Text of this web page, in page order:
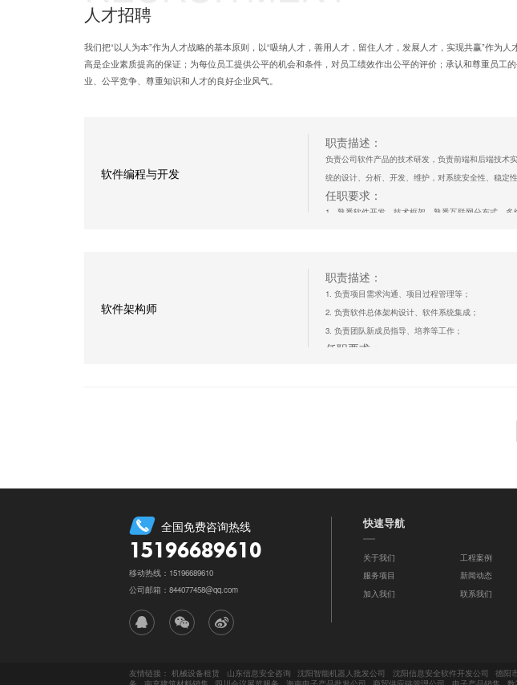
人才招聘
我们把“以人为本”作为人才战略的基本原则，以“吸纳人才，善用人才，留住人才，发展人才，实现共赢”作为
高是企业素质提高的保证；为每位员工提供公平的机会和条件，对员工绩效作出公平的评价；承认和尊重员
业、公平竞争、尊重知识和人才的良好企业风气。
软件编程与开发
职责描述：
负责公司软件产品的技术研发，负责前端和后端技术
统的设计、分析、开发、维护，对系统安全性、稳定性
任职要求：
1、熟悉软件开发、技术框架，熟悉互联网分布式、多
软件架构师
职责描述：
1. 负责项目需求沟通、项目过程管理等；
2. 负责软件总体架构设计、软件系统集成；
3. 负责团队新成员指导、培养等工作；
任职要求：
4. 具有独立软件系统架构设计、软件集成、软件开发
全国免费咨询热线
15196689610
移动热线：15196689610
公司邮箱：844077458@qq.com
快速导航
关于我们
工程案例
服务项目
新闻动态
加入我们
联系我们
友情链接： 机械设备租赁 山东信息安全咨询 沈阳智能机器人批发公司 沈阳信息安全软件开发公司 德阳